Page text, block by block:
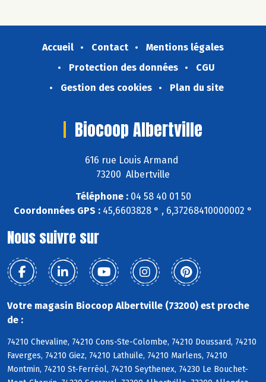
Accueil Contact
Mentions légales
Protection des données
CGU
Gestion des cookies
Plan du site
Biocoop Albertville
616 rue Louis Armand
73200 Albertville
Téléphone :04 58 40 01 50
Coordonnées GPS : 45,6603828 ° , 6,37268410000002 °
Nous suivre sur
Votre magasin Biocoop Albertville (73200) est proche
de :
74210 Chevaline, 74210 Cons-Ste-Colombe, 74210 Doussard, 74210
Faverges, 74210 Giez, 74210 Lathuile, 74210 Marlens, 74210
Montmin, 74210 St-Ferréol, 74210 Seythenex, 74230 Le Bouchet-